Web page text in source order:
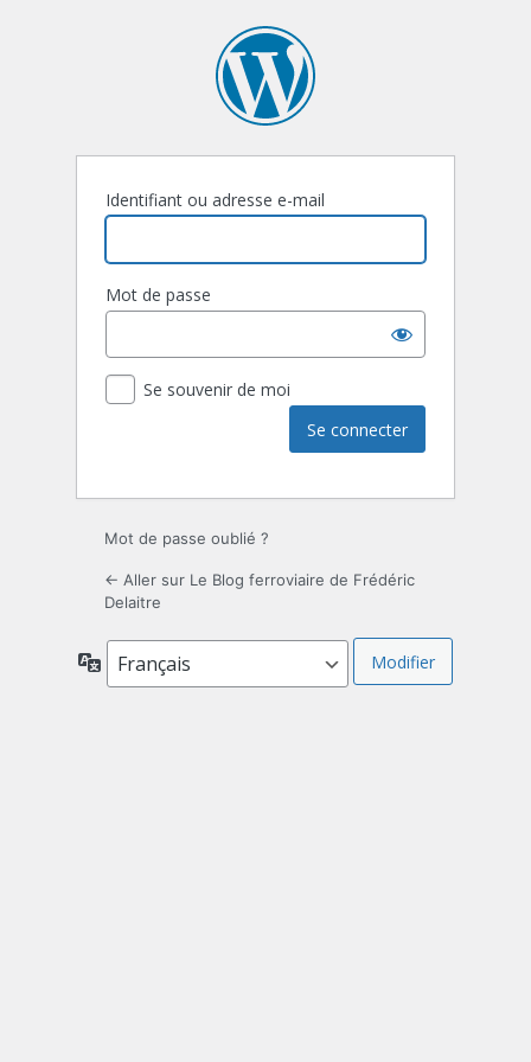
Identifiant ou adresse e-mail
Mot de passe
Se souvenir de moi
Mot de passe oublié ?
← Aller sur Le Blog ferroviaire de Frédéric
Delaitre
Langue